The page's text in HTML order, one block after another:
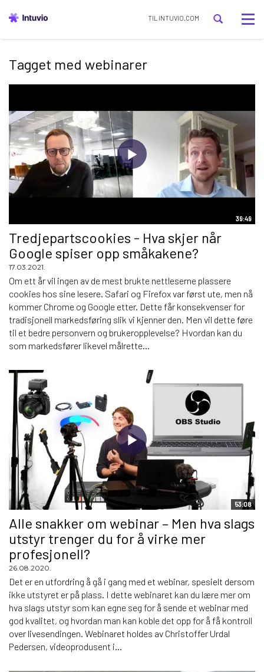
TIL INTUVIO.COM
Tagget med webinarer
39:49
Tredjepartscookies - Hva skjer når
Google spiser opp småkakene?
17.03.2021.
Om ett år vil ingen av de mest brukte nettleserne plassere
cookies hos sine lesere. Safari og Firefox var først ute, men nå
kommer Chrome og Google etter. Dette får konsekvenser for
tradisjonell markedsføring slik vi kjenner den. Men vil dette føre
til et bedre personvern og brukeropplevelse? Hvordan kan du
som markedsfører likevel målrette...
53:08
Alle snakker om webinar – Men hva slags
utstyr trenger du for å virke mer
profesjonell?
26.08.2020.
Det er en utfordring å gå i gang med et webinar, spesielt dersom
ikke utstyret er på plass. I dette webinaret kan du lære mer om
hva slags utstyr som kan egne seg for å sende et webinar med
god kvalitet, og hvordan man kan koble det opp for å få kontroll
over livesendingen. Webinaret holdes av Christoffer Urdal
Pedersen, videoprodusent i...